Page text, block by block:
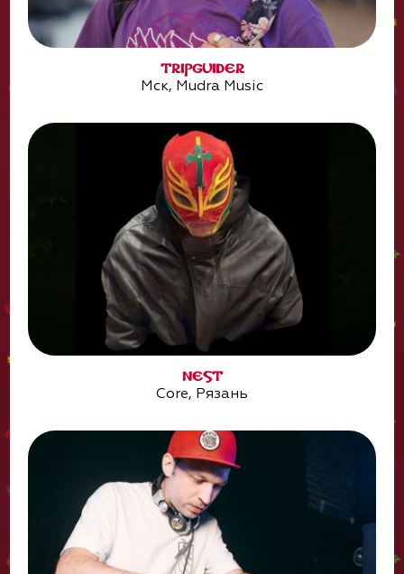
TRIPGUIDER
Мск, Mudra Music
NEST
Core, Рязань